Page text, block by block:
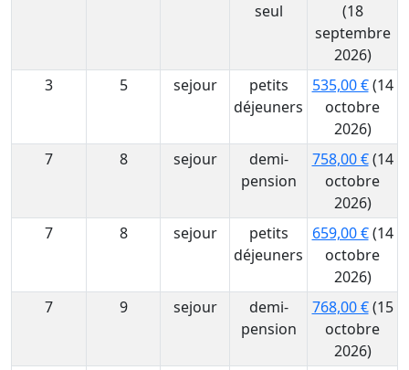
seul
(18
septembre
2026)
3
5 sejour
petits
déjeuners
535,00 €(14
octobre
2026)
7
8 sejour
demi-
pension
758,00 €(14
octobre
2026)
7
8 sejour
petits
déjeuners
659,00 €(14
octobre
2026)
7
9 sejour
demi-
pension
768,00 €(15
octobre
2026)